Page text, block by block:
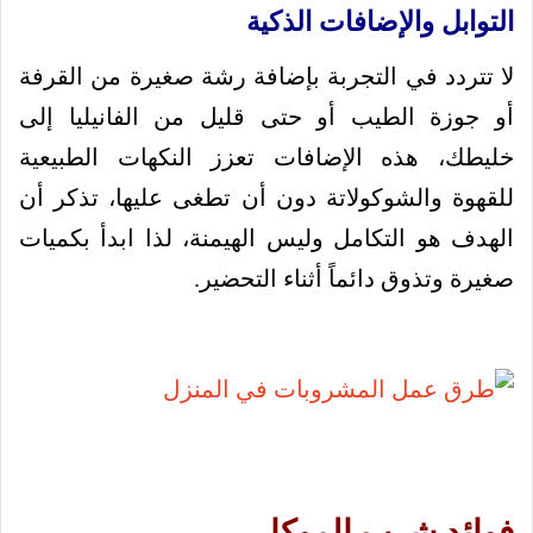
التوابل والإضافات الذكية
لا تتردد في التجربة بإضافة رشة صغيرة من القرفة
أو جوزة الطيب أو حتى قليل من الفانيليا إلى
خليطك، هذه الإضافات تعزز النكهات الطبيعية
للقهوة والشوكولاتة دون أن تطغى عليها، تذكر أن
الهدف هو التكامل وليس الهيمنة، لذا ابدأ بكميات
صغيرة وتذوق دائماً أثناء التحضير.